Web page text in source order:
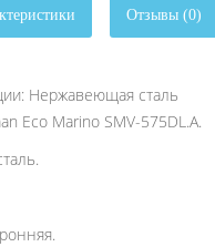
Отзывы (0)
Нержавеющая сталь
Eco Marino SMV-575DL.A.